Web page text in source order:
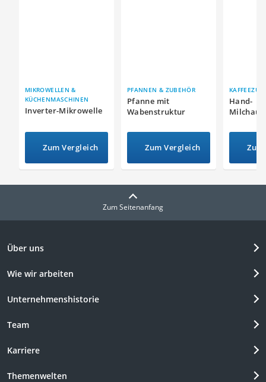
MIKROWELLEN &
KÜCHENMASCHINEN
Inverter-Mikrowelle
Zum Vergleich
PFANNEN & ZUBEHÖR
Pfanne mit
Wabenstruktur
Zum Vergleich
Hand-
Zum Seitenanfang
Über uns
Wie wir arbeiten
Unternehmenshistorie
Team
Karriere
Themenwelten